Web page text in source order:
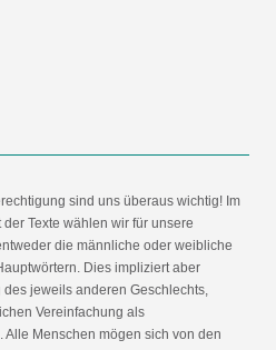
sind uns überaus wichtig! Im
Texte wählen wir für unsere
die männliche oder weibliche
Dies impliziert aber
jeweils anderen Geschlechts,
Vereinfachung als
Menschen mögen sich von den